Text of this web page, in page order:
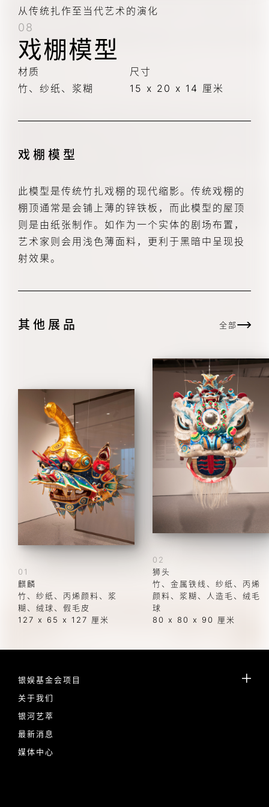
从传统扎作至当代艺术的演化
08
戏棚模型
材质
竹、纱纸、浆糊
尺寸
15 x 20 x 14 厘米
戏棚模型
此模型是传统竹扎戏棚的现代缩影。传统戏棚的
棚顶通常是会铺上薄的锌铁板，而此模型的屋顶
则是由纸张制作。如作为一个实体的剧场布置，
艺术家则会用浅色薄面料，更利于黑暗中呈现投
射效果。
其他展品 全部
01
麒麟
竹、纱纸、丙烯颜料、浆
糊、绒球、假毛皮
127 x 65 x 127 厘米
02
狮头
竹、金属铁线、纱纸、丙烯
颜料、浆糊、人造毛、绒毛
球
80 x 80 x 90 厘米
银娱基金会项目
关于我们
银河艺萃
最新消息
媒体中心